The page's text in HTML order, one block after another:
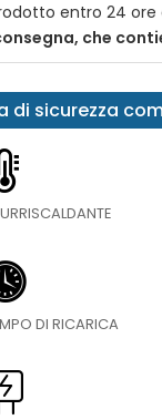
entro 24 ore
che
di sicurezza
DI RICARICA